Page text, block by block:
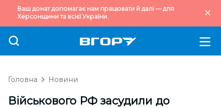
Ваш донат допомагає нам працювати й далі — для
Херсонщини та всієї України.
Головна Новини
Військового РФ засудили до